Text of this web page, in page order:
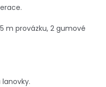
m provázku, 2 gumové